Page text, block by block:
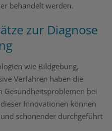
behandelt werden.
zur Diagnose
wie Bildgebung,
Verfahren haben die
Gesundheitsproblemen bei
Innovationen können
schonender durchgeführt